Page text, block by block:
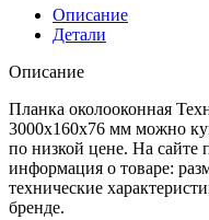
Описание
Детали
Описание
Планка околооконная
3000х160х76 мм можно
по низкой цене. На сайте
информация о товаре:
технические
бренде.